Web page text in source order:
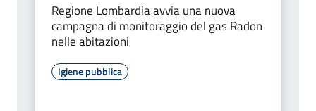
Regione Lombardia avvia una nuova
campagna di monitoraggio del gas Radon
nelle abitazioni
Igiene pubblica